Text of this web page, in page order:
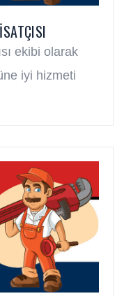
ekibi olarak
iyi hizmeti